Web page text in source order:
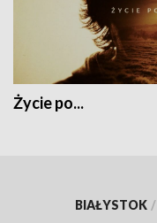
Życie po...
BIAŁYSTOK /